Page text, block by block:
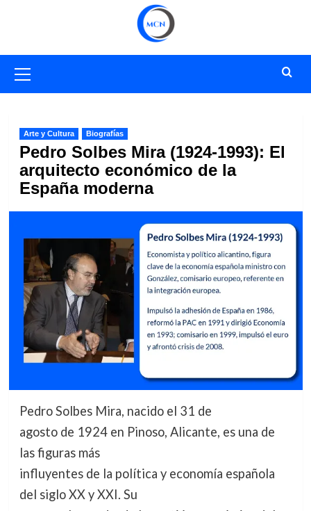
primario
Arte y Cultura Biografías
Pedro Solbes Mira (1924-1993): El
arquitecto económico de la
España moderna
Pedro Solbes Mira, nacido el 31 de
agosto de 1924 en Pinoso, Alicante, es una de
las figuras más
influyentes de la política y economía española
del siglo XX y XXI. Su